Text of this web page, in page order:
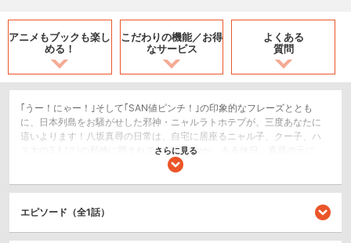
アニメもブックも楽し
める！
こだわりの機能／お得
なサービス
よくある
質問
｢うー！にゃー！｣そして｢SAN値ピンチ！｣の印象的なフレーズととも
に、日本列島をお騒がせした邪神・ニャルラトホテプが、三度あなたに
這いよります！八坂真尋の日常は、自宅に居座るニャル子、クー子、ハ
ス太の3人(？)の邪神に囲まれて、毎日賑やか。ある休日。真尋の元に、
話題のアミューズメントスポットのチケットを手に入れた同級生の珠緒
グ！？怒涛のハイテンションラブ(クラフト)コメディ！堂々完結！！
SF/ファンタジー
コメディ/ギャグ
さらに見る
エピソード（全1話）